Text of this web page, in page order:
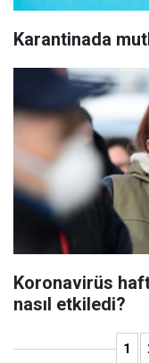
Karantinada
Koronavirüs
nasıl etkiledi?
1